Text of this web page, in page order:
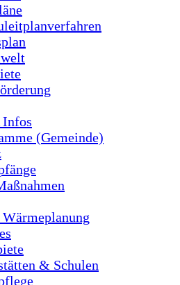
(Gemeinde)
& Schulen